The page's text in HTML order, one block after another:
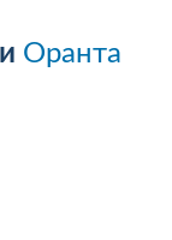
Оранта